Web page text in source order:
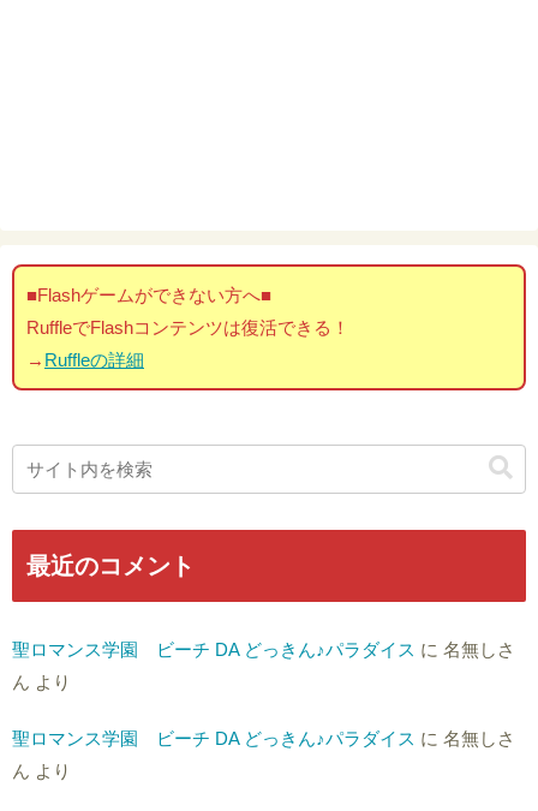
■Flashゲームができない方へ■
RuffleでFlashコンテンツは復活できる！
→ Ruffleの詳細
最近のコメント
聖ロマンス学園 ビーチ DA どっきん♪パラダイス に 名無しさ
ん より
聖ロマンス学園 ビーチ DA どっきん♪パラダイス に 名無しさ
ん より